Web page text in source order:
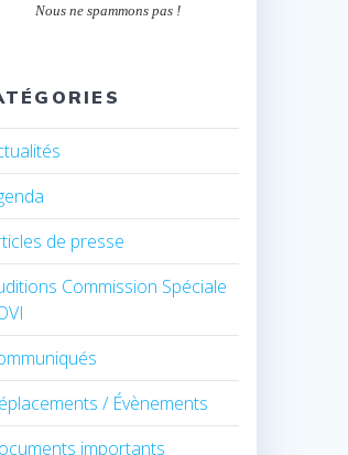
Nous ne spammons pas !
de presse
Commission Spéciale
/ Évènements
importants